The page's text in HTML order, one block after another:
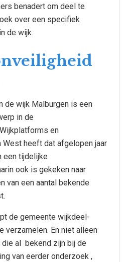
benadert om deel te
over een specifiek
de wijk.
de wijk Malburgen is een
in de
en
West heeft dat afgelopen jaar
een tijdelijke
ook is gekeken naar
van een aantal bekende
de gemeente wijkdeel-
verzamelen. En niet alleen
al bekend zijn bij de
van eerder onderzoek ,